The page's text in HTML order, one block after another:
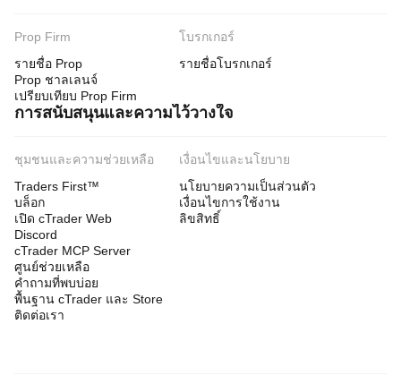
Prop Firm
รายชื่อ Prop
Prop ชาลเลนจ์
เปรียบเทียบ Prop Firm
โบรกเกอร์
รายชื่อโบรกเกอร์
การสนับสนุนและความไว้วางใจ
ชุมชนและความช่วยเหลือ
Traders First™
บล็อก
เปิด cTrader Web
Discord
cTrader MCP Server
ศูนย์ช่วยเหลือ
คำถามที่พบบ่อย
พื้นฐาน cTrader และ Store
ติดต่อเรา
เงื่อนไขและนโยบาย
นโยบายความเป็นส่วนตัว
เงื่อนไขการใช้งาน
ลิขสิทธิ์